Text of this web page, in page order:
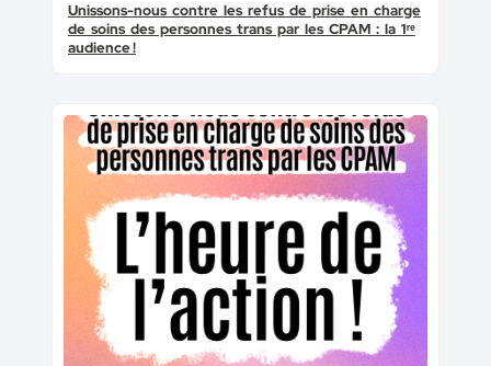
Unissons-nous contre les refus de prise en charge
de soins des personnes trans par les CPAM : la 1ʳᵉ
audience !